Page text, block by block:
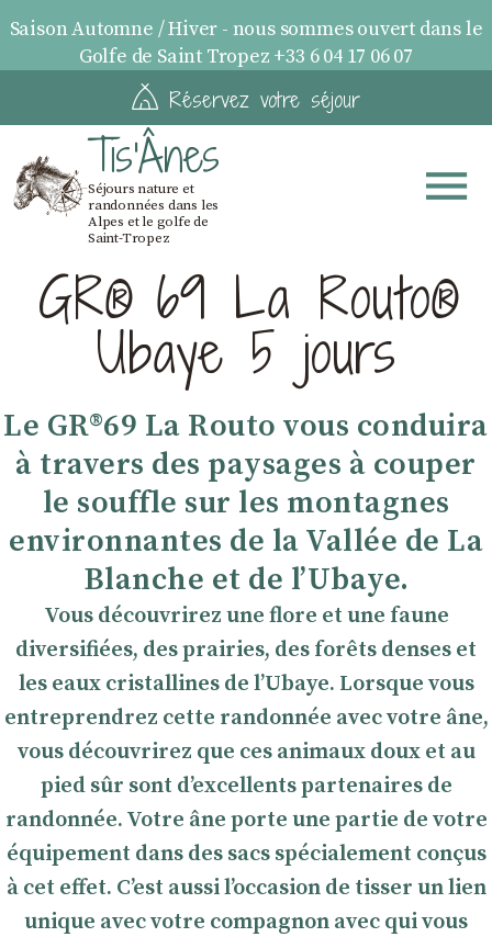
Saison Automne / Hiver - nous sommes ouvert dans le
Golfe de Saint Tropez +33 6 04 17 06 07
Réservez votre séjour
Tis'Ânes
Séjours nature et
randonnées dans les
Alpes et le golfe de
Saint-Tropez
GR® 69 La Routo®
Ubaye 5 jours
Le GR®69 La Routo vous conduira
à travers des paysages à couper
le souffle sur les montagnes
environnantes de la Vallée de La
Blanche et de l’Ubaye.
Vous découvrirez une flore et une faune
diversifiées, des prairies, des forêts denses et
les eaux cristallines de l’Ubaye. Lorsque vous
entreprendrez cette randonnée avec votre âne,
vous découvrirez que ces animaux doux et au
pied sûr sont d’excellents partenaires de
randonnée. Votre âne porte une partie de votre
équipement dans des sacs spécialement conçus
à cet effet. C’est aussi l’occasion de tisser un lien
unique avec votre compagnon avec qui vous